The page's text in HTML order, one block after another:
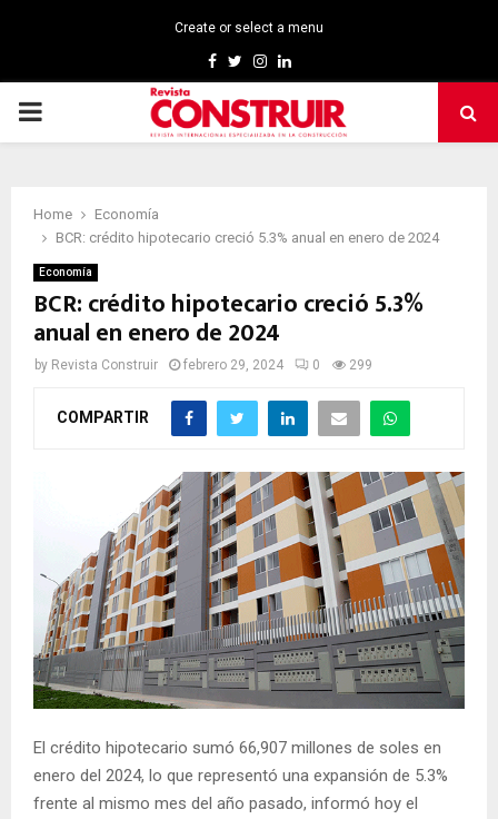
Create or select a menu
Facebook
TwitterInstagram
Linkedin
PRIMARY
Home
Economía
BCR: crédito hipotecario creció 5.3% anual en enero de 2024
Economía
BCR: crédito hipotecario creció 5.3%
anual en enero de 2024
by Revista Construir febrero 29, 2024 0 299
COMPARTIR
El crédito hipotecario sumó 66,907 millones de soles en
enero del 2024, lo que representó una expansión de 5.3%
frente al mismo mes del año pasado, informó hoy el